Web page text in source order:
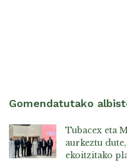
Gomendatutako
Tubacex eta
aurkeztu
ekoitzitako